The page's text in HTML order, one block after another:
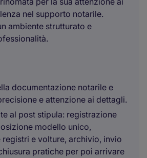
nel supporto notarile.
ambiente strutturato e
documentazione notarile e
e attenzione ai dettagli.
al post stipula: registrazione
modello unico,
e volture, archivio, invio
pratiche per poi arrivare